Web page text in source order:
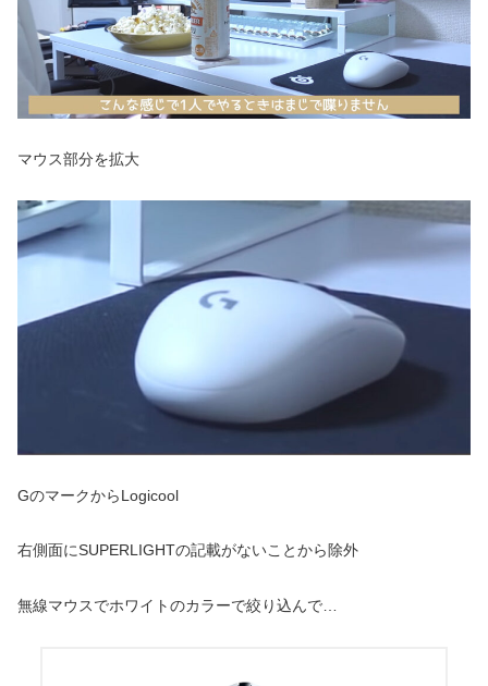
マウス部分を拡大
GのマークからLogicool
右側面にSUPERLIGHTの記載がないことから除外
無線マウスでホワイトのカラーで絞り込んで…